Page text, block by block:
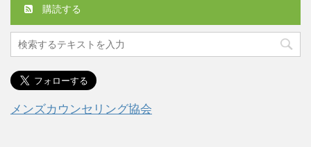
購読する
メンズカウンセリング協会